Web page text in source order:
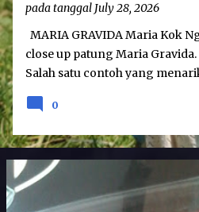
pada tanggal July 28, 2026
MARIA GRAVIDA Maria Kok
close up patung Maria
Salah satu contoh yang
Gravida. Karya tersebut
patung Maria Gravida
betul-betul baru; telah
Gravida pada tahun 1400-an di
demikian, patung yang
0